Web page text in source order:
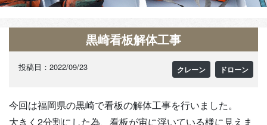
黒崎看板解体工事
投稿日：2022/09/23 クレーン ドローン
今回は福岡県の黒崎で看板の解体工事を行いました。
大きく2分割にした為、看板が宙に浮いている様に見えま